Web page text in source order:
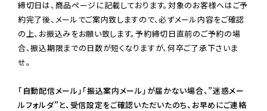
締切日は、商品ページに記載しております。対象のお客様へはご予
約完了後、メールでご案内致しますので、必ずメール内容をご確認
の上、お振込みをお願い致します。予約締切日直前のご予約の場
合、振込期限までの日数が短くなりますが、何卒ご了承下さいま
せ。
「自動配信メール」「振込案内メール」が届かない場合、”迷惑メー
ルフォルダ”と、受信設定をご確認いただいたのち、お早めにご連絡